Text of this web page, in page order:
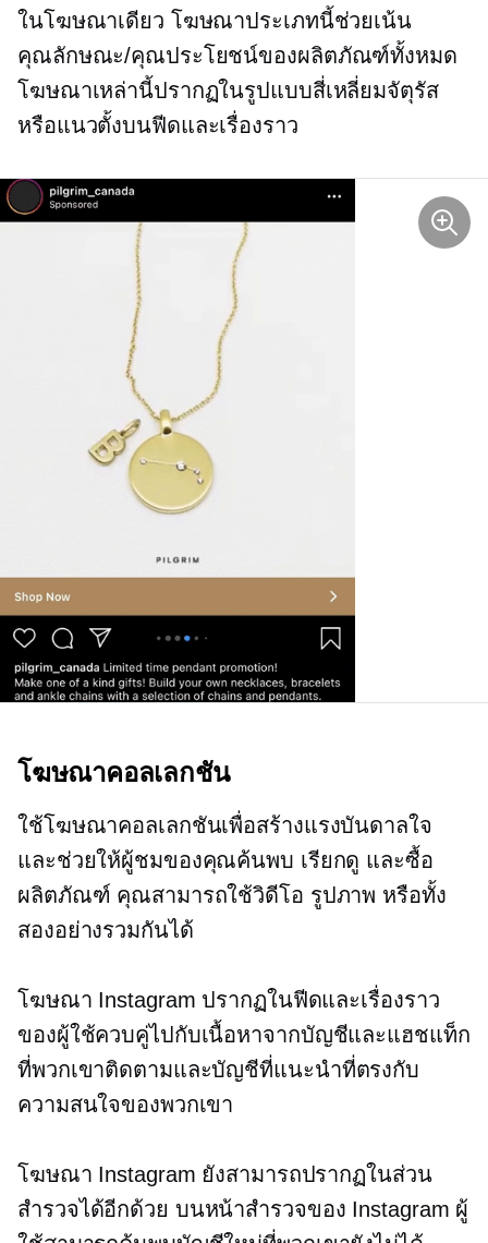
ในโฆษณาเดียว โฆษณาประเภทนี้ช่วยเน้น
คุณลักษณะ/คุณประโยชน์ของผลิตภัณฑ์ทั้งหมด
โฆษณาเหล่านี้ปรากฏในรูปแบบสี่เหลี่ยมจัตุรัส
หรือแนวตั้งบนฟีดและเรื่องราว
โฆษณาคอลเลกชัน
ใช้โฆษณาคอลเลกชันเพื่อสร้างแรงบันดาลใจ
และช่วยให้ผู้ชมของคุณค้นพบ เรียกดู และซื้อ
ผลิตภัณฑ์ คุณสามารถใช้วิดีโอ รูปภาพ หรือทั้ง
สองอย่างรวมกันได้
โฆษณา Instagram ปรากฏในฟีดและเรื่องราว
ของผู้ใช้ควบคู่ไปกับเนื้อหาจากบัญชีและแฮชแท็ก
ที่พวกเขาติดตามและบัญชีที่แนะนำที่ตรงกับ
ความสนใจของพวกเขา
โฆษณา Instagram ยังสามารถปรากฏในส่วน
สำรวจได้อีกด้วย บนหน้าสำรวจของ Instagram ผู้